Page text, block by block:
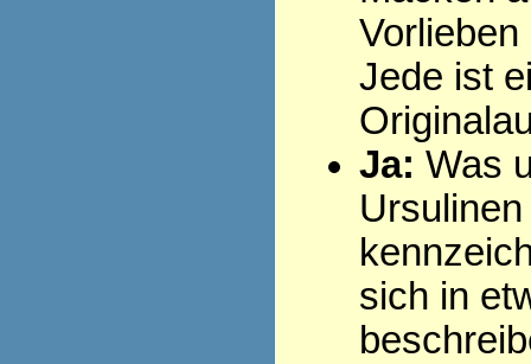
Vorlieben
Jede ist
Ja: Was
Ursulinen
sich in